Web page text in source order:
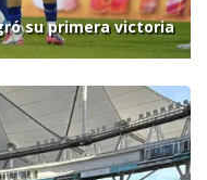
su primera victoria